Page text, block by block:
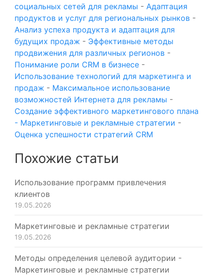
социальных сетей для рекламы - Адаптация
продуктов и услуг для региональных рынков -
Анализ успеха продукта и адаптация для
будущих продаж - Эффективные методы
продвижения для различных регионов -
Понимание роли CRM в бизнесе -
Использование технологий для маркетинга и
продаж - Максимальное использование
возможностей Интернета для рекламы -
Создание эффективного маркетингового плана
- Маркетинговые и рекламные стратегии -
Оценка успешности стратегий CRM
Похожие статьи
Использование программ привлечения
клиентов
19.05.2026
Маркетинговые и рекламные стратегии
19.05.2026
Методы определения целевой аудитории -
Маркетинговые и рекламные стратегии